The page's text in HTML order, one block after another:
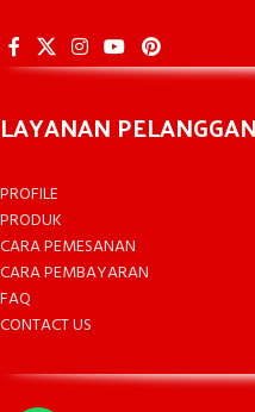
LAYANAN PELANGGAN
PROFILE
PRODUK
CARA PEMESANAN
CARA PEMBAYARAN
FAQ
CONTACT US